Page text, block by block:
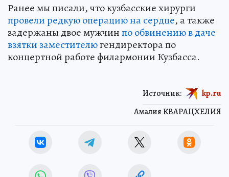
Ранее мы писали, что кузбасские хирурги
провели редкую операцию на сердце, а также
задержаны двое мужчинпо обвинению в даче
взятки заместителюгендиректора по
концертной работе филармонии Кузбасса.
Амалия КВАРАЦХЕЛИЯ
Источник: kp.ru